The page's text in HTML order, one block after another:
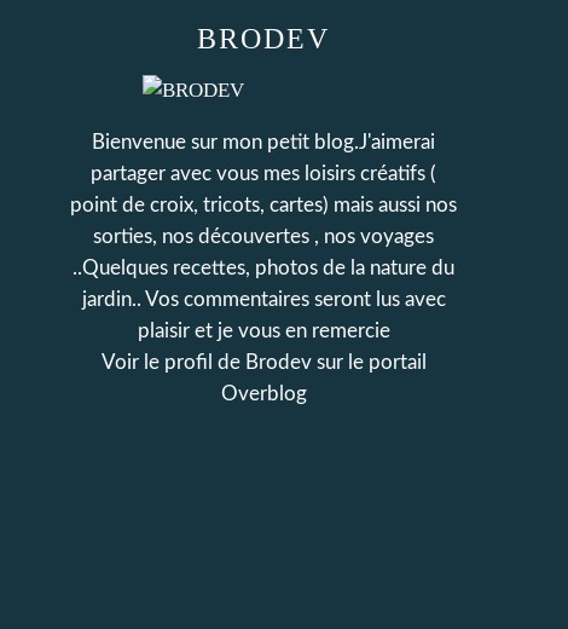
BRODEV
Bienvenue sur mon petit blog.J'aimerai
partager avec vous mes loisirs créatifs (
point de croix, tricots, cartes) mais aussi nos
sorties, nos découvertes , nos voyages
..Quelques recettes, photos de la nature du
jardin.. Vos commentaires seront lus avec
plaisir et je vous en remercie
Voir le profil de Brodevsur le portail
Overblog